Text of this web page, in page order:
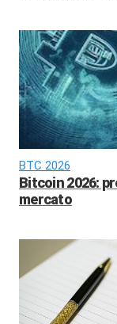
BTC 2026
Bitcoin 2026:
mercato